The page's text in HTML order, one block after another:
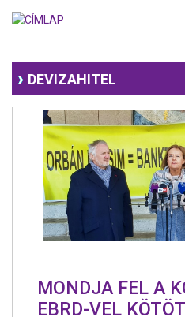
DEVIZAHITEL
MONDJA FEL A
EBRD-VEL